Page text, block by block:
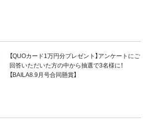
【QUOカード1万円分プレゼント】アンケートにご
回答いただいた方の中から抽選で3名様に！
【BAILA8.9月号合同懸賞】